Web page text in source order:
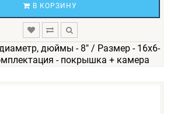
В КОРЗИНУ
дюймы - 8" / Размер - 16х6-
- покрышка + камера